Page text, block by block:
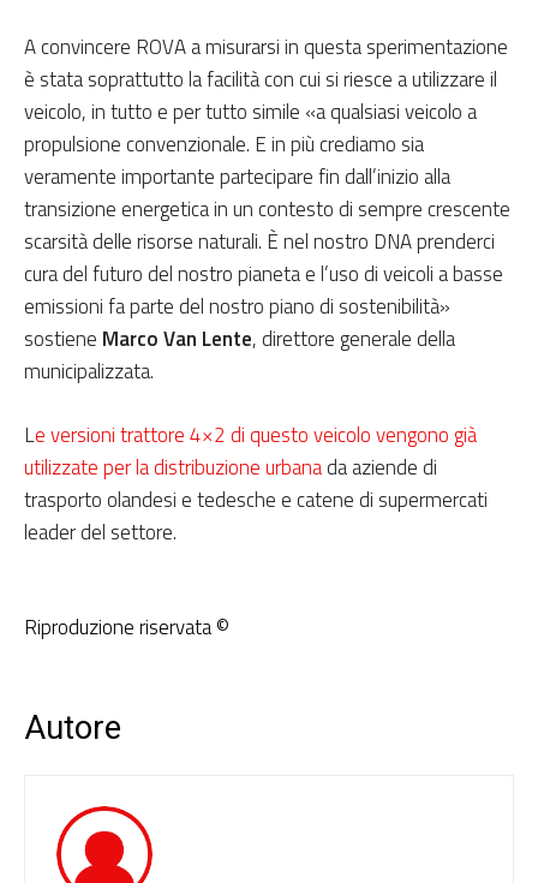
A convincere ROVA a misurarsi in questa sperimentazione
è stata soprattutto la facilità con cui si riesce a utilizzare il
veicolo, in tutto e per tutto simile «a qualsiasi veicolo a
propulsione convenzionale. E in più crediamo sia
veramente importante partecipare fin dall’inizio alla
transizione energetica in un contesto di sempre crescente
scarsità delle risorse naturali. È nel nostro DNA prenderci
cura del futuro del nostro pianeta e l’uso di veicoli a basse
emissioni fa parte del nostro piano di sostenibilità»
sostiene Marco Van Lente, direttore generale della
municipalizzata.
Le versioni trattore 4×2 di questo veicolo vengono già
utilizzate per la distribuzione urbanada aziende di
trasporto olandesi e tedesche e catene di supermercati
leader del settore.
Riproduzione riservata ©
Autore